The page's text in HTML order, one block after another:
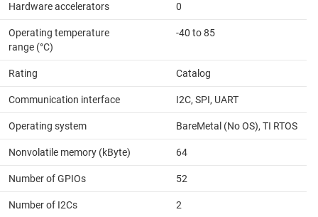
Hardware accelerators 0
Operating temperature
range (°C)
-40 to 85
Rating Catalog
Communication interface I2C, SPI, UART
Operating system BareMetal (No OS), TI RTOS
Nonvolatile memory (kByte) 64
Number of GPIOs 52
Number of I2Cs 2